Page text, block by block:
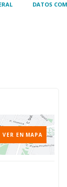
DATOS
VER EN MAPA